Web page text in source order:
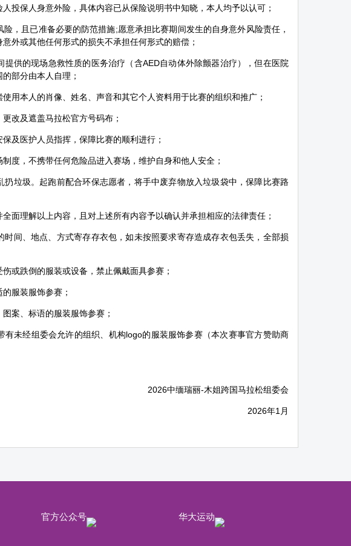
投保人身意外险，具体内容已从保险说明书中知晓，本人均予以认可；
，且已准备必要的防范措施;愿意承担比赛期间发生的自身意外风险责任，
外或其他任何形式的损失不承担任何形式的赔偿；
供的现场急救性质的医务治疗（含AED自动体外除颤器治疗），但在医院
部分由本人自理；
用本人的肖像、姓名、声音和其它个人资料用于比赛的组织和推广；
改及遮盖马拉松官方号码布；
及医护人员指挥，保障比赛的顺利进行；
度，不携带任何危险品进入赛场，维护自身和他人安全；
垃圾。起跑前配合环保志愿者，将手中废弃物放入垃圾袋中，保障比赛路
面理解以上内容，且对上述所有内容予以确认并承担相应的法律责任；
间、地点、方式寄存存衣包，如未按照要求寄存造成存衣包丢失，全部损
或跌倒的服装或设备，禁止佩戴面具参赛；
服装服饰参赛；
案、标语的服装服饰参赛；
未经组委会允许的组织、机构logo的服装服饰参赛（本次赛事官方赞助商
2026中缅瑞丽-木姐跨国马拉松组委会
2026年1月
官方公众号 华大运动